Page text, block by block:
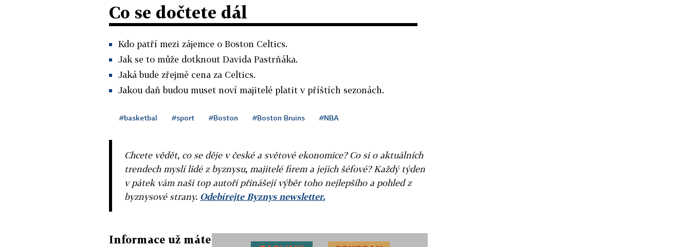
Co se dočtete dál
Kdo patří mezi zájemce o Boston Celtics.
Jak se to může dotknout Davida Pastrňáka.
Jaká bude zřejmě cena za Celtics.
Jakou daň budou muset noví majitelé platit v příštích sezonách.
#basketbal #sport #Boston #Boston Bruins #NBA
Chcete vědět, co se děje v české a světové ekonomice? Co si o aktuálních
trendech myslí lidé z byznysu, majitelé firem a jejich šéfové? Každý týden
v pátek vám naši top autoři přinášejí výběr toho nejlepšího a pohled z
byznysové strany. Odebírejte Byznys newsletter.
Informace už máte